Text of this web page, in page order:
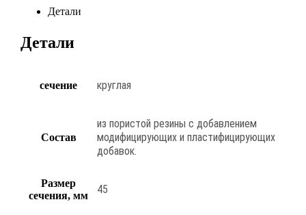
Детали
Детали
сечение круглая
Состав
из пористой резины с добавлением
модифицирующих и пластифицирующих
добавок.
Размер
сечения, мм
45